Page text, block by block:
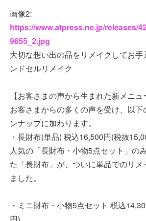
画像2:
https://www.atpress.ne.jp/releases/
9655_2.jpg
大切な想い出の品をリメイクしてお手
ンドセルリメイク
【お客さまの声から生まれた新メニュ
お客さまからの多くの声を受け、以下
ンナップに加わります。
・長財布(単品) 税込16,500円(税抜
人気の「長財布・小物5点セット」の
た「長財布」が、ついに単品でのリメ
ました。
・ミニ財布・小物5点セット 税込